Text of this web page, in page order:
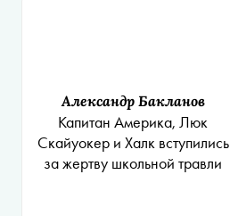
Александр Бакланов
Капитан Америка, Люк
Скайуокер и Халк вступились
за жертву школьной травли